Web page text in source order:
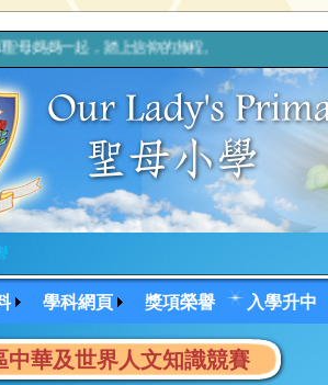
聖母媽媽一起，踏上信仰的旅程。 上
學科網頁 獎項榮譽 入學升中
中華及世界人文知識競賽